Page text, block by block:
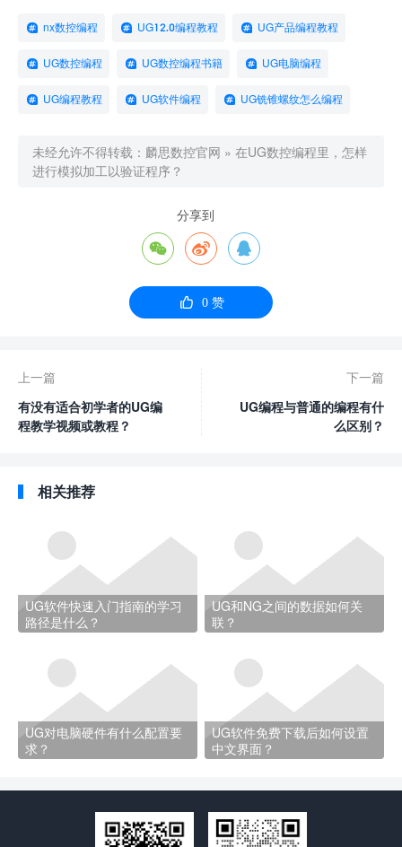
nx数控编程 UG12.0编程教程 UG产品编程教程
UG数控编程 UG数控编程书籍 UG电脑编程
UG编程教程 UG软件编程 UG铣锥螺纹怎么编程
未经允许不得转载： 麟思数控官网 » 在UG数控编程里，怎样
进行模拟加工以验证程序？
分享到
  
 0赞
上一篇
有没有适合初学者的UG编
程教学视频或教程？
下一篇
UG编程与普通的编程有什
么区别？
相关推荐
UG软件快速入门指南的学习
路径是什么？
UG和NG之间的数据如何关
联？
UG对电脑硬件有什么配置要
求？
UG软件免费下载后如何设置
中文界面？